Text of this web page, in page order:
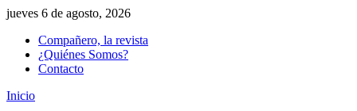
jueves 6 de agosto, 2026
Compañero, la revista
¿Quiénes Somos?
Contacto
Inicio